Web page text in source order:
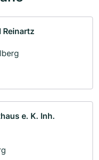
e. K. Inh.